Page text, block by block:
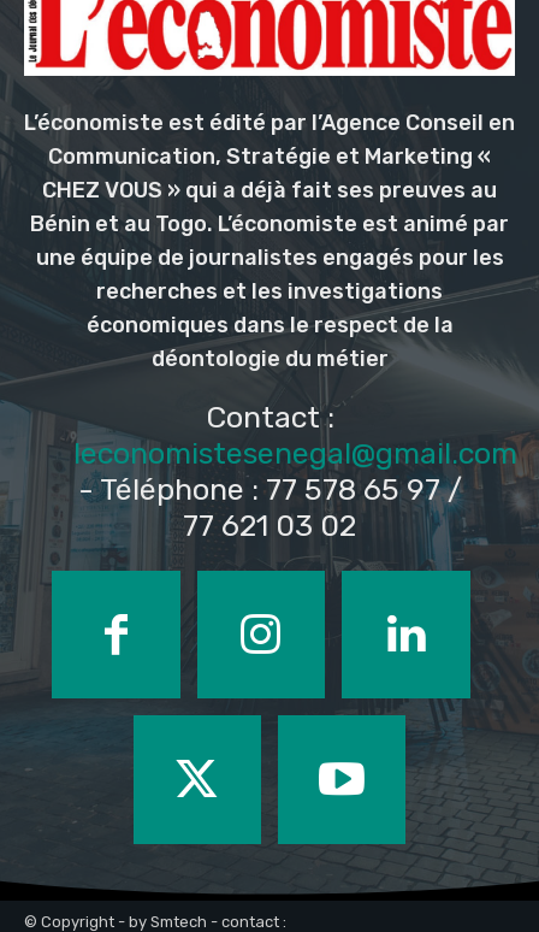
L’économiste est édité par l’Agence Conseil en
Communication, Stratégie et Marketing «
CHEZ VOUS » qui a déjà fait ses preuves au
Bénin et au Togo. L’économiste est animé par
une équipe de journalistes engagés pour les
recherches et les investigations
économiques dans le respect de la
déontologie du métier
Contact :
leconomistesenegal@gmail.com
- Téléphone : 77 578 65 97 /
77 621 03 02
© Copyright - by Smtech - contact :